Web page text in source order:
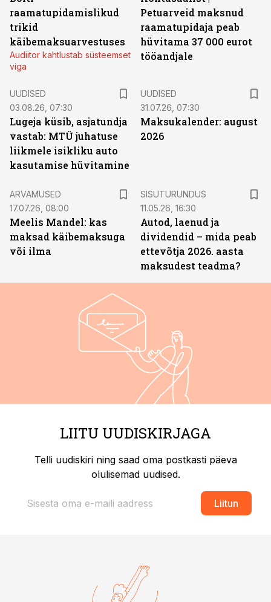
raamatupidamislikud
trikid
käibemaksuarvestuses
Audiitor kahtlustab süsteemset
viga
Petuarveid maksnud
raamatupidaja peab
hüvitama 37 000 eurot
tööandjale
UUDISED
03.08.26, 07:30
Lugeja küsib, asjatundja
vastab: MTÜ juhatuse
liikmele isikliku auto
kasutamise hüvitamine
UUDISED
31.07.26, 07:30
Maksukalender: august
2026
ARVAMUSED
17.07.26, 08:00
Meelis Mandel: kas
maksad käibemaksuga
või ilma
SISUTURUNDUS
11.05.26, 16:30
Autod, laenud ja
dividendid – mida peab
ettevõtja 2026. aasta
maksudest teadma?
LIITU UUDISKIRJAGA
Telli uudiskiri ning saad oma postkasti päeva
olulisemad uudised.
Liitun